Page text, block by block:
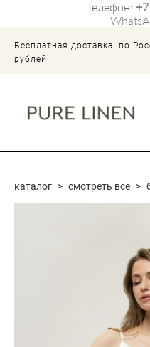
Телефон:
Бесплатная доставка по
рублей
каталог > смотреть все >